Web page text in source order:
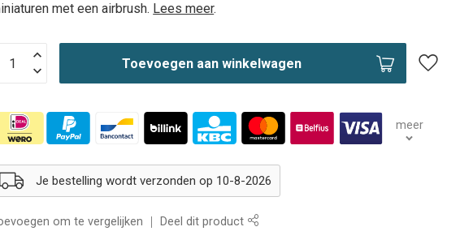
met een airbrush. Lees meer.
Toevoegen aan winkelwagen
meer
Je bestelling wordt verzonden op 10-8-2026
om te vergelijken Deel dit product